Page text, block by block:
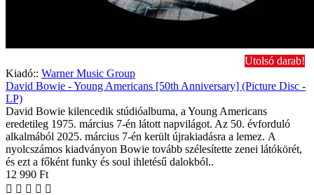
Utolsó darab!
Kiadó:: Warner Music Group
David Bowie - Young Americans [50th Anniversary] (Picture Disc -
LP)
David Bowie kilencedik stúdióalbuma, a Young Americans
eredetileg 1975. március 7-én látott napvilágot. Az 50. évforduló
alkalmából 2025. március 7-én került újrakiadásra a lemez. A
nyolcszámos kiadványon Bowie tovább szélesítette zenei látókörét,
és ezt a főként funky és soul ihletésű dalokból..
12 990 Ft